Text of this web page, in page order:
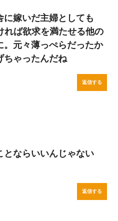
嫁いだ主婦としても
れば欲求を満たせる他の
。元々薄っぺらだったか
ちゃったんだね
返信する
とならいいんじゃない
返信する